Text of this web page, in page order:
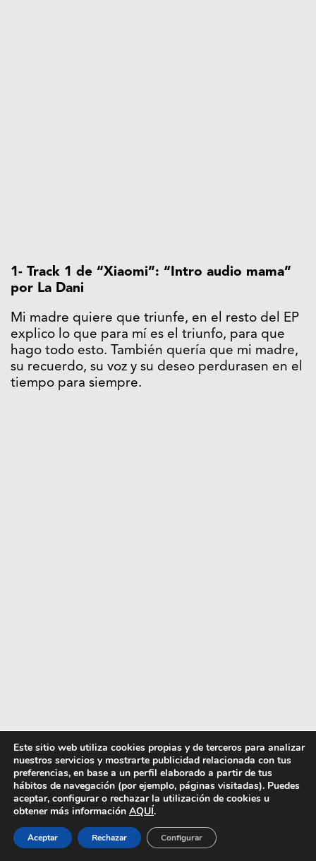
1- Track 1 de “Xiaomi”: “Intro audio mama”
por La Dani
Mi madre quiere que triunfe, en el resto del EP
explico lo que para mí es el triunfo, para que
hago todo esto. También quería que mi madre,
su recuerdo, su voz y su deseo perdurasen en el
tiempo para siempre.
2- Track 2 de “Xiaomi”: “Como antes” por La
Dani
El paso del tiempo, estar donde no sabes si
realmente quieres estar, desear que todo
hay cosas que no cambian y que son como
Este sitio web utiliza cookies propias y de terceros para analizar
nuestros servicios y mostrarte publicidad relacionada con tus
preferencias, en base a un perfil elaborado a partir de tus
hábitos de navegación (por ejemplo, páginas visitadas). Puedes
aceptar, configurar o rechazar la utilización de cookies u
obtener más información AQUÍ.
Aceptar Rechazar Configurar